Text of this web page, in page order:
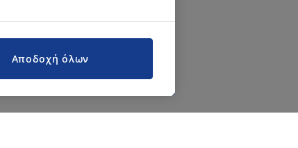
Αποδοχή όλων